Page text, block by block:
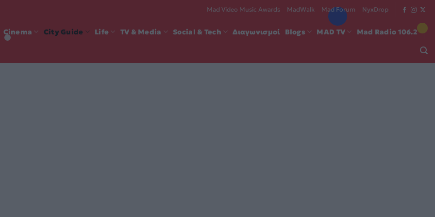
Mad Video Music Awards MadWalk Mad Forum NyxDrop
Cinema City Guide Life TV & Media Social & Tech Διαγωνισμοί Blogs MAD TV Mad Radio 106.2